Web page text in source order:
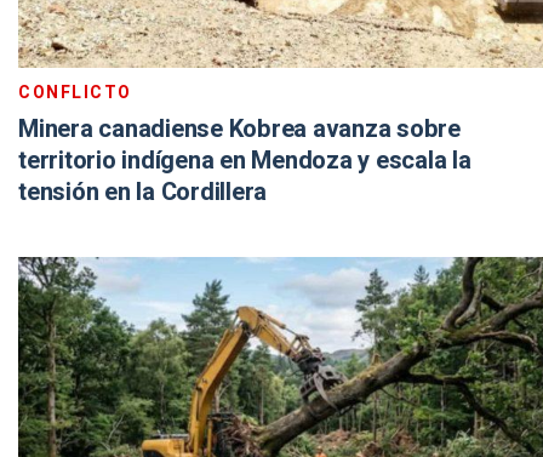
CONFLICTO
Minera canadiense Kobrea avanza sobre
territorio indígena en Mendoza y escala la
tensión en la Cordillera